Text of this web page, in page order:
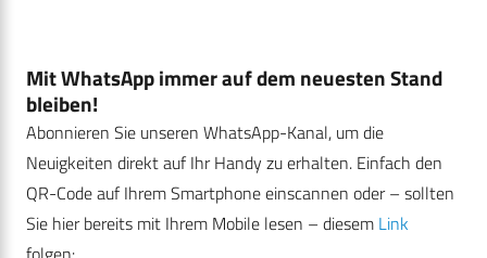
Mit WhatsApp immer auf dem neuesten Stand
bleiben!
Abonnieren Sie unseren WhatsApp-Kanal, um die
Neuigkeiten direkt auf Ihr Handy zu erhalten. Einfach den
QR-Code auf Ihrem Smartphone einscannen oder – sollten
Sie hier bereits mit Ihrem Mobile lesen – diesem Link